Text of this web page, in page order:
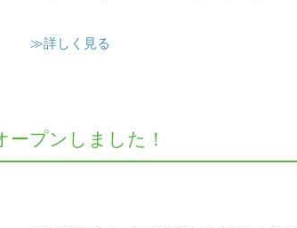
≫詳しく見る
プンしました！